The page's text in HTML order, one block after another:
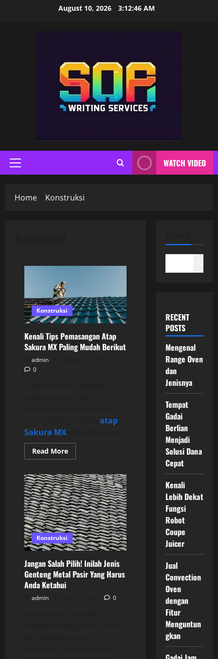
August 10, 2026 3:12:47 AM
Primary
Menu
WATCH VIDEO
Home Konstruksi
Konstruksi
Kenali Tips Pemasangan Atap
Sakura MX Paling Mudah Berikut
admin
0
atap
Sakura MX
Read MoreRead
more
Tips
Pemasangan
Atap
Sakura
MX
Paling
Mudah
Berikut
Konstruksi
Jangan Salah Pilih! Inilah Jenis
Genteng Metal Pasir Yang Harus
Anda Ketahui
admin 0
RECENT
POSTS
Mengenal
Range Oven
dan
Jenisnya
Tempat
Gadai
Berlian
Menjadi
Solusi Dana
Cepat
Kenali
Lebih Dekat
Fungsi
Robot
Coupe
Juicer
Jual
Convection
Oven
dengan
Fitur
Menguntun
gkan